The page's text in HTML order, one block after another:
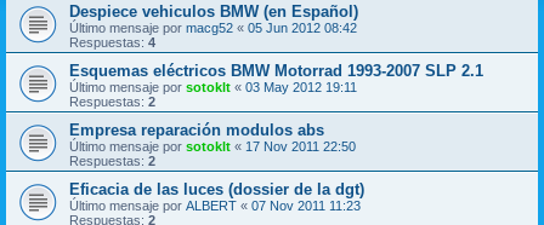
Despiece vehiculos BMW (en Español)
Último mensaje por macg52 « 05 Jun 2012 08:42
Respuestas: 4
Esquemas eléctricos BMW Motorrad 1993-2007 SLP 2.1
Último mensaje por sotoklt « 03 May 2012 19:11
Respuestas: 2
Empresa reparación modulos abs
Último mensaje por sotoklt « 17 Nov 2011 22:50
Respuestas: 2
Eficacia de las luces (dossier de la dgt)
Último mensaje por ALBERT « 07 Nov 2011 11:23
Respuestas: 2